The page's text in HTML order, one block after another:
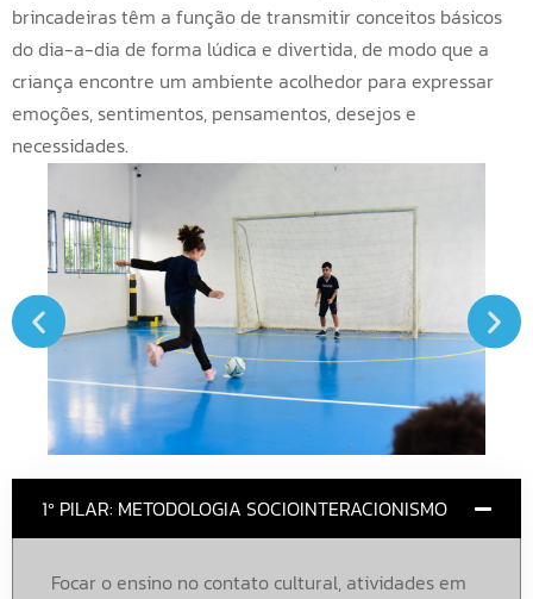
brincadeiras têm a função de transmitir conceitos básicos
do dia-a-dia de forma lúdica e divertida, de modo que a
criança encontre um ambiente acolhedor para expressar
emoções, sentimentos, pensamentos, desejos e
necessidades.
1º PILAR: METODOLOGIA SOCIOINTERACIONISMO
Focar o ensino no contato cultural, atividades em